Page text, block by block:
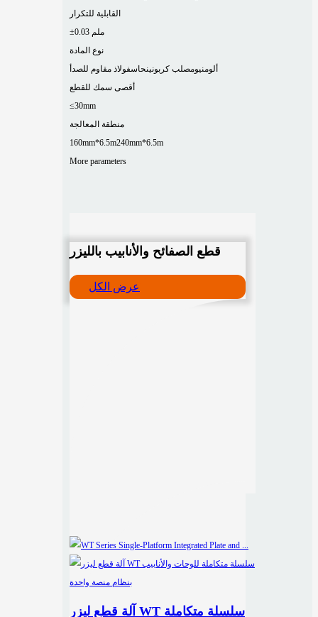
القابلية للتكرار
±0.03 ملم
نوع المادة
ألومنيومصلب كربونينحاسفولاذ مقاوم للصدأ
أقصى سمك للقطع
≤30mm
منطقة المعالجة
160mm*6.5m240mm*6.5m
More parameters
قطع الصفائح والأنابيب بالليزر
عرض الكل
آلة قطع ليزر WT سلسلة متكاملة